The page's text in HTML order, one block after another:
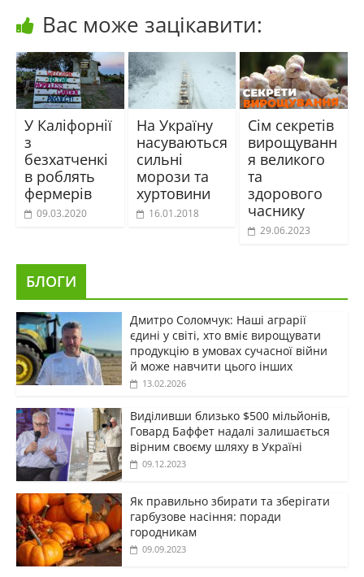
Вас може зацікавити:
У Каліфорнії
з
безхатченкі
в роблять
фермерів
09.03.2020
На Україну
насуваються
сильні
морози та
хуртовини
16.01.2018
Сім секретів
вирощуванн
я великого
та
здорового
часнику
29.06.2023
БЛОГИ
Дмитро Соломчук: Наші аграрії
єдині у світі, хто вміє вирощувати
продукцію в умовах сучасної війни
й може навчити цього інших
13.02.2026
Виділивши близько $500 мільйонів,
Говард Баффет надалі залишається
вірним своєму шляху в Україні
09.12.2023
Як правильно збирати та зберігати
гарбузове насіння: поради
городникам
09.09.2023